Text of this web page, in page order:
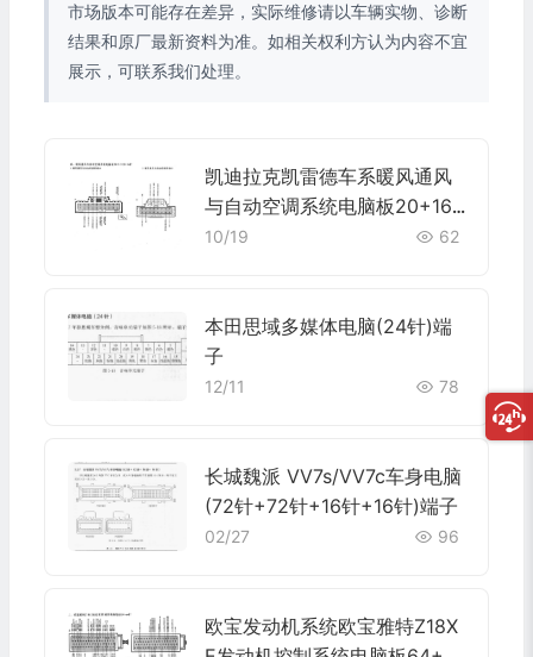
市场版本可能存在差异，实际维修请以车辆实物、诊断
结果和原厂最新资料为准。如相关权利方认为内容不宜
展示，可联系我们处理。
凯迪拉克凯雷德车系暖风通风
与自动空调系统电脑板20+16+
20+16针端子
10/19 62
本田思域多媒体电脑(24针)端
子
12/11 78
长城魏派 VV7s/VV7c车身电脑
(72针+72针+16针+16针)端子
02/27 96
欧宝发动机系统欧宝雅特Z18X